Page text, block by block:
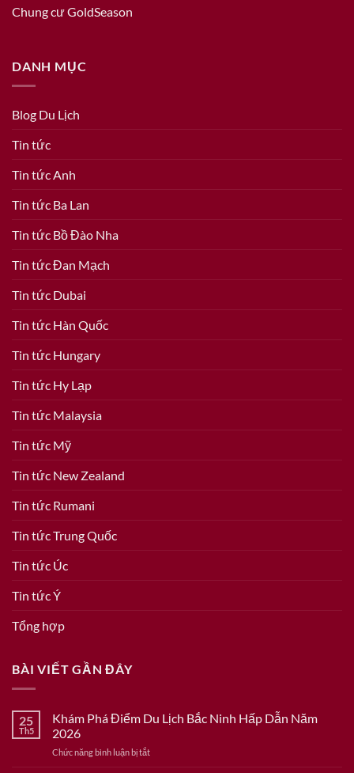
Chung cư GoldSeason
DANH MỤC
Blog Du Lịch
Tin tức
Tin tức Anh
Tin tức Ba Lan
Tin tức Bồ Đào Nha
Tin tức Đan Mạch
Tin tức Dubai
Tin tức Hàn Quốc
Tin tức Hungary
Tin tức Hy Lạp
Tin tức Malaysia
Tin tức Mỹ
Tin tức New Zealand
Tin tức Rumani
Tin tức Trung Quốc
Tin tức Úc
Tin tức Ý
Tổng hợp
BÀI VIẾT GẦN ĐÂY
25
Th5
Khám Phá Điểm Du Lịch Bắc Ninh Hấp Dẫn Năm
2026
Chức năng bình luận bị tắtở